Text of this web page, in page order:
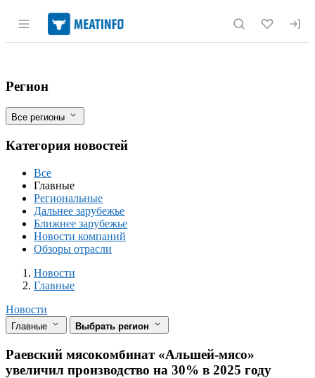
Раздел навигации по сайту
Раевский мясокомбинат «Альшей-
Фильтры
Регион
Все регионы
Категория новостей
Все
Главные
Региональные
Дальнее зарубежье
Ближнее зарубежье
Новости компаний
Обзоры отрасли
Новости
Разделы
Новости
Главные
Новости
Главные Выбрать регион
Раевский мясокомбинат «Альшей-мясо»
увеличил производство на 30% в 2025 году